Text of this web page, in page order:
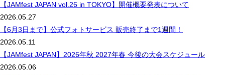
【JAMfest JAPAN vol.26 in TOKYO】開催概要発表について
2026.05.27
【6月3日まで】公式フォトサービス 販売終了まで1週間！
2026.05.11
【JAMfest JAPAN】2026年秋 2027年春 今後の大会スケジュール
2026.05.06